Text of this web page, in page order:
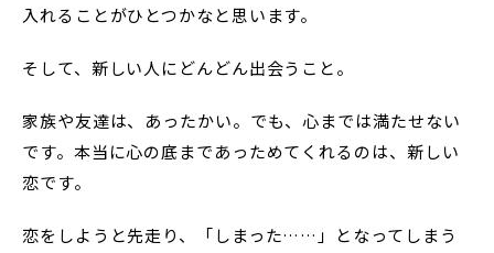
入れることがひとつかなと思います。
そして、新しい人にどんどん出会うこと。
家族や友達は、あったかい。でも、心までは満たせない
です。本当に心の底まであっためてくれるのは、新しい
恋です。
恋をしようと先走り、「しまった……」となってしまう